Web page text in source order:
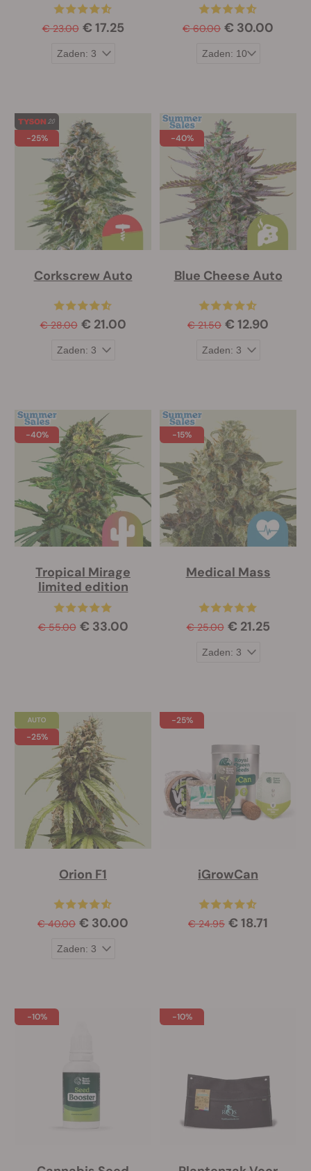
€ 23.00 € 17.25 € 60.00 € 30.00
-25%
Corkscrew Auto
€ 28.00 € 21.00
-40%
Blue Cheese Auto
€ 21.50 € 12.90
-40%
Tropical Mirage
limited edition
€ 55.00 € 33.00
-15%
Medical Mass
€ 25.00 € 21.25
-25%
Orion F1
€ 40.00 € 30.00
-25%
iGrowCan
€ 24.95 € 18.71
-10% -10%